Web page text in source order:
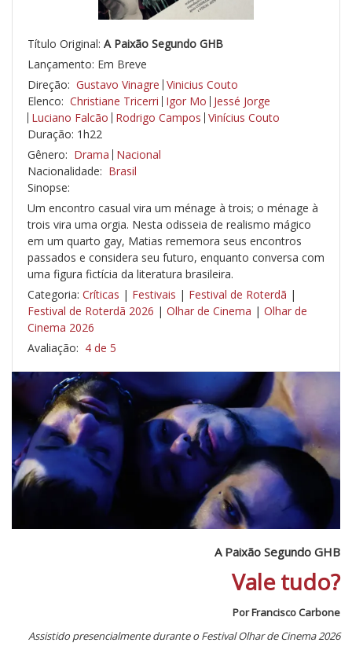
Título Original: A Paixão Segundo GHB
Lançamento: Em Breve
Direção: Gustavo Vinagre Vinicius Couto
Elenco: Christiane Tricerri Igor Mo Jessé Jorge
Luciano Falcão Rodrigo Campos Vinícius Couto
Duração: 1h22
Gênero: Drama Nacional
Nacionalidade: Brasil
Sinopse:
Um encontro casual vira um ménage à trois; o ménage à
trois vira uma orgia. Nesta odisseia de realismo mágico
em um quarto gay, Matias rememora seus encontros
passados e considera seu futuro, enquanto conversa com
uma figura fictícia da literatura brasileira.
Categoria: Críticas | Festivais | Festival de Roterdã |
Festival de Roterdã 2026 | Olhar de Cinema | Olhar de
Cinema 2026
Avaliação: 4 de 5
A Paixão Segundo GHB
Vale tudo?
Por Francisco Carbone
Assistido presencialmente durante o Festival Olhar de Cinema 2026